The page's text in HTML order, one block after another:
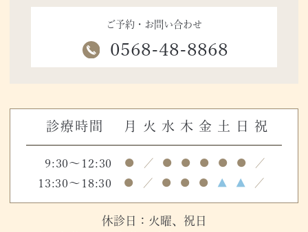
ご予約・お問い合わせ
0568-48-8868
診療時間 月 火 水 木 金 土 日 祝
9:30～12:30 ● ／ ● ● ● ● ● ／
13:30～18:30 ● ／ ● ● ● ▲ ▲ ／
休診日：火曜、祝日